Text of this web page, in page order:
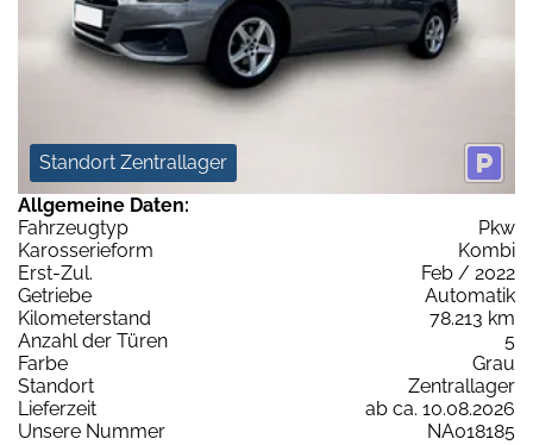
Standort Zentrallager
Allgemeine Daten:
Fahrzeugtyp
Pkw
Karosserieform
Kombi
Erst-Zul.
Feb / 2022
Getriebe
Automatik
Kilometerstand
78.213 km
Anzahl der Türen
5
Farbe
Grau
Standort
Zentrallager
Lieferzeit
ab ca. 10.08.2026
Unsere Nummer
NA018185